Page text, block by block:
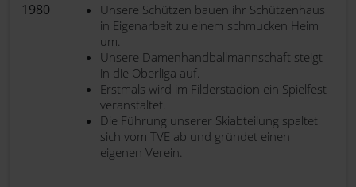
1980
Unsere Schützen bauen ihr Schützenhaus
in Eigenarbeit zu einem schmucken Heim
um.
Unsere Damenhandballmannschaft steigt
in die Oberliga auf.
Erstmals wird im Filderstadion ein Spielfest
veranstaltet.
Die Führung unserer Skiabteilung spaltet
sich vom TVE ab und gründet einen
eigenen Verein.